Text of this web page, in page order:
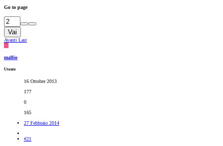
Go to page
Vai
Avanti Last
M
mallio
Utente
16 Ottobre 2013
177
0
165
27 Febbraio 2014
#21